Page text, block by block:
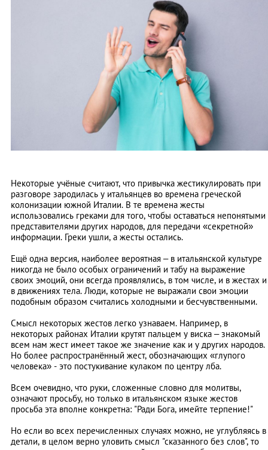
Некоторые учёные считают, что привычка жестикулировать при
разговоре зародилась у итальянцев во времена греческой
колонизации южной Италии. В те времена жесты
использовались греками для того, чтобы оставаться непонятыми
представителями других народов, для передачи «секретной»
информации. Греки ушли, а жесты остались.
Ещё одна версия, наиболее вероятная – в итальянской культуре
никогда не было особых ограничений и табу на выражение
своих эмоций, они всегда проявлялись, в том числе, и в жестах и
в движениях тела. Люди, которые не выражали свои эмоции
подобным образом считались холодными и бесчувственными.
Смысл некоторых жестов легко узнаваем. Например, в
некоторых районах Италии крутят пальцем у виска – знакомый
всем нам жест имеет такое же значение как и у других народов.
Но более распространённый жест, обозначающих «глупого
человека» - это постукивание кулаком по центру лба.
Всем очевидно, что руки, сложенные словно для молитвы,
означают просьбу, но только в итальянском языке жестов
просьба эта вполне конкретна: "Ради Бога, имейте терпение!"
Но если во всех перечисленных случаях можно, не углубляясь в
детали, в целом верно уловить смысл "сказанного без слов", то